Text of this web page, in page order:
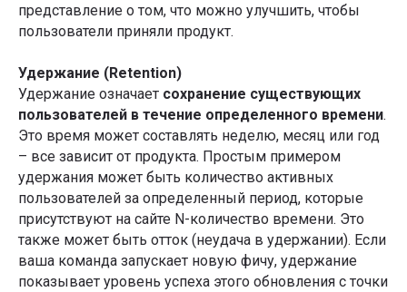
представление о том, что можно улучшить, чтобы
пользователи приняли продукт.
Удержание (Retention)
Удержание означает сохранение существующих
пользователей в течение определенного времени.
Это время может составлять неделю, месяц или год
– все зависит от продукта. Простым примером
удержания может быть количество активных
пользователей за определенный период, которые
присутствуют на сайте N-количество времени. Это
также может быть отток (неудача в удержании). Если
ваша команда запускает новую фичу, удержание
показывает уровень успеха этого обновления с точки